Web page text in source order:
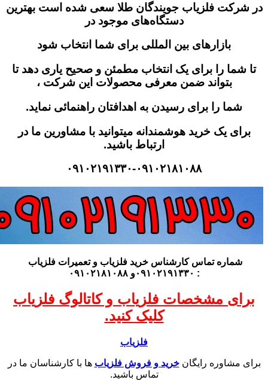
فلزیاب جویندگان طلا سعی شده است بهترین
دستگاه‌های موجود در
بازار‌های بین المللی برای شما انتخاب شود
را برای یک انتخاب مطمئن و صحیح یاری دهد تا
بتواند ضمن معرفی محصولات این شرکت ،
شما را برای رسیدن به اهدافتان راهنمائی نماید.
یک خرید هوشمندانه میتوانید با مشاورین ما در
ارتباط باشید.
۰۹۱۰۲۱۹۱۳۳۰-۰۹۱۰۲۱۸۱۰۸۸
شماره تماس کارشناسخرید فلزیاب و تعمیرات فلزیاب
مشخصات فلزیاب و کاتالوگ فلزیاب
کلیک کنید.
فلزیاب
مشاوره رایگان خرید و فروش فلزیابها با کارشناسان ما در
تماس باشید.